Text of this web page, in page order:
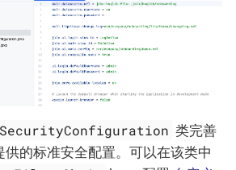
类完善
供的标准安全配置。可以在该类中